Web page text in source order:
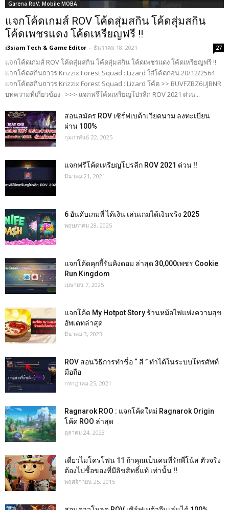
Garena RoV: Mobile MOBA
แจกโค้ดเกมส์ ROV โค้ดสุ่มสกิน โค้ดสุ่มสกิน
โค้ดเพชรแดง โค้ดเหรียญฟรี !!
i3siam Tech & Game Editor - ธันวาคม 18, 2021 27
แจกโค้ดเกมส์ ROV โค้ดสุ่มสกิน โค้ดสุ่มสกิน โค้ดเพชรแดง โค้ดเหรียญฟรี !!
แจกโค้ดสกินถาวร Krizzix Forest Squad : Lizard ใส่โค้ดก่อน 20/12/2564
แจกโค้ดสกินถาวร Krizzix Forest Squad : Lizard โค้ด >> BUVFZBZ6UJBNR
บทความที่เกี่ยวข้อง >>> แจกฟรีโค้ดเหรียญโปรลีก ROV 2021 ด่วน...
สอนสมัคร ROV เซิร์ฟเบต้าเวียดนาม ลงทะเบียน
ผ่าน 100%
กุมภาพันธ์ 22, 2025
แจกฟรีโค้ดเหรียญโปรลีก ROV 2021 ด่วน !!
มีนาคม 21, 2021
6 อันดับเกมที่ ได้เงิน เล่นเกมได้เงินจริง 2025
พฤษภาคม 28, 2025
แจกโค้ดคุกกี้รันคิงดอม ล่าสุด 30,000เพชร Cookie
Run Kingdom
เมษายน 7, 2025
แจกโค้ด My Hotpot Story ร้านหม้อไฟแห่งความสุข
อัพเดทล่าสุด
มีนาคม 3, 2023
ROV สอนวิธีการทำชื่อ “ สี ” ทำได้ในระบบโทรศัพท์
มือถือ
กรกฎาคม 25, 2021
Ragnarok ROO : แจกโค้ดใหม่ Ragnarok Origin
โค้ด ROO ล่าสุด
ตุลาคม 24, 2023
เดี่ยวไมโครโฟน 11 ถ้าคุณเป็นคนที่รักพี่โน้ส ตัวจริง
ต้องไปชื้อของที่มีลิขสิทธิ์แท้ เท่านั้น !!
พฤศจิกายน 25, 2015